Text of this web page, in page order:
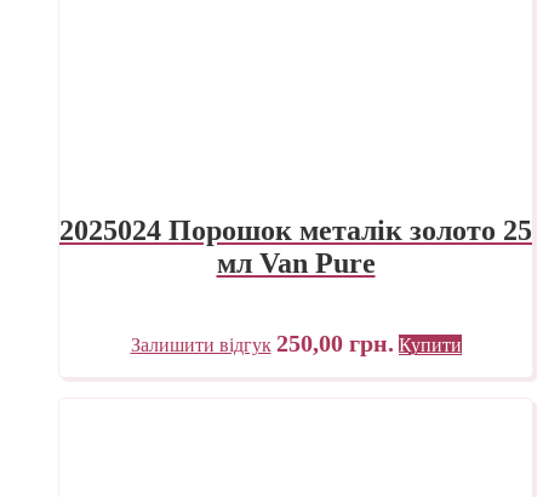
2025024 Порошок металік золото 25
мл Van Pure
Залишити відгук 250,00 грн. Купити